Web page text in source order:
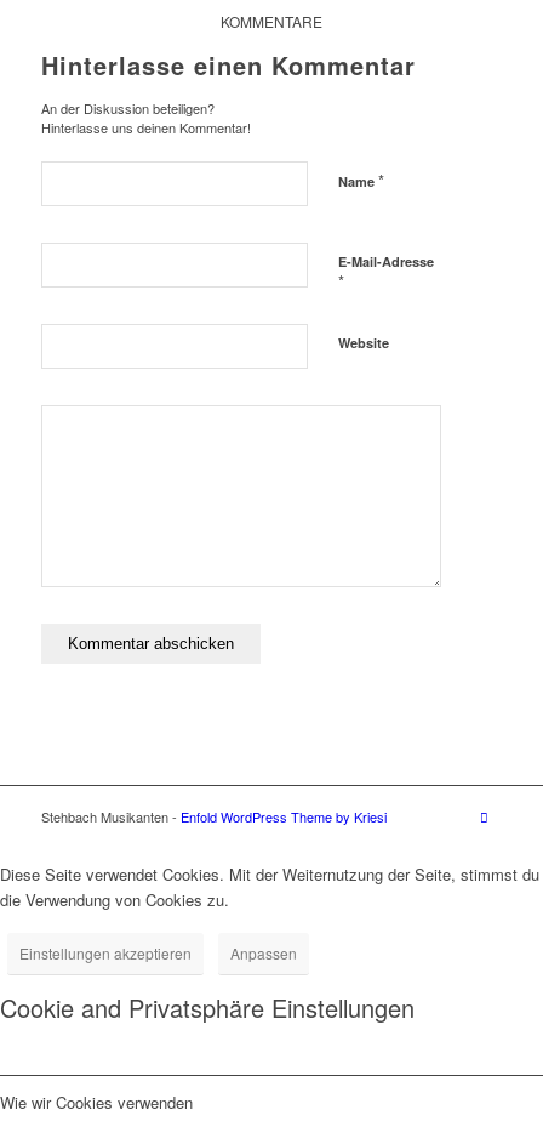
KOMMENTARE
Hinterlasse einen Kommentar
An der Diskussion beteiligen?
Hinterlasse uns deinen Kommentar!
Name *
E-Mail-Adresse
*
Website
Stehbach Musikanten - Enfold WordPress Theme by Kriesi
Diese Seite verwendet Cookies. Mit der Weiternutzung der Seite, stimmst du
die Verwendung von Cookies zu.
Einstellungen akzeptieren Anpassen
Cookie and Privatsphäre Einstellungen
Wie wir Cookies verwenden